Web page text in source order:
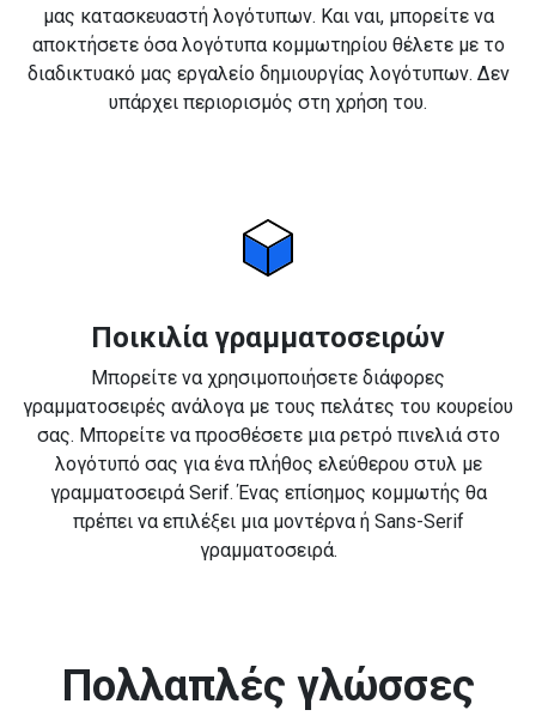
μας κατασκευαστή λογότυπων. Και ναι, μπορείτε να
αποκτήσετε όσα λογότυπα κομμωτηρίου θέλετε με το
διαδικτυακό μας εργαλείο δημιουργίας λογότυπων. Δεν
υπάρχει περιορισμός στη χρήση του.
Ποικιλία γραμματοσειρών
Μπορείτε να χρησιμοποιήσετε διάφορες
γραμματοσειρές ανάλογα με τους πελάτες του κουρείου
σας. Μπορείτε να προσθέσετε μια ρετρό πινελιά στο
λογότυπό σας για ένα πλήθος ελεύθερου στυλ με
γραμματοσειρά Serif. Ένας επίσημος κομμωτής θα
πρέπει να επιλέξει μια μοντέρνα ή Sans-Serif
γραμματοσειρά.
Πολλαπλές γλώσσες